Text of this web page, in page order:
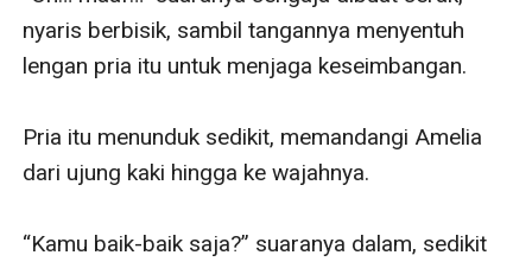
nyaris berbisik, sambil tangannya menyentuh
lengan pria itu untuk menjaga keseimbangan.
Pria itu menunduk sedikit, memandangi Amelia
dari ujung kaki hingga ke wajahnya.
“Kamu baik-baik saja?” suaranya dalam, sedikit